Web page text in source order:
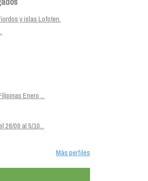
y islas Lofoten.
Enero ...
26/09 al 5/10...
Más perfiles